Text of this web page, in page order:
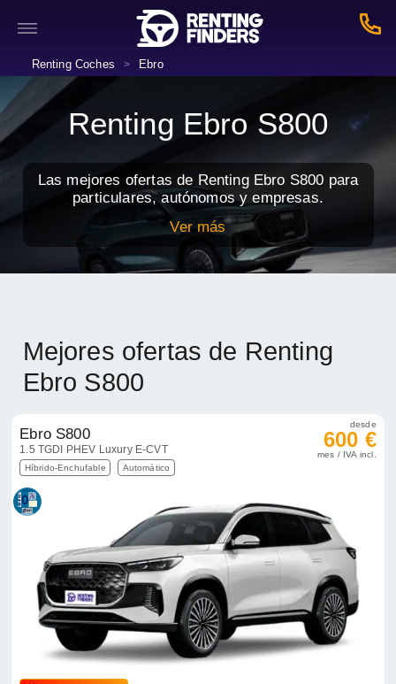
Renting Coches > Ebro
Renting Ebro S800
Las mejores ofertas de Renting Ebro S800 para
particulares, autónomos y empresas.
Ver más
Mejores ofertas de Renting
Ebro S800
Ebro S800
1.5 TGDI PHEV Luxury E-CVT
Híbrido-Enchufable Automático
desde
600 €
mes / IVA incl.